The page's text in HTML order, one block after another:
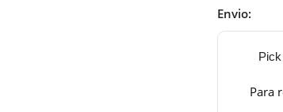
Envio:
Para